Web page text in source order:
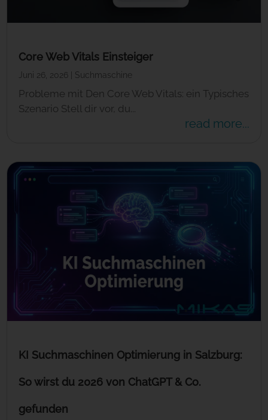
Core Web Vitals Einsteiger
Juni 26, 2026 Suchmaschine
Probleme mit Den Core Web Vitals: ein Typisches
Szenario Stell dir vor, du...
read more...
KI Suchmaschinen Optimierung in Salzburg:
So wirst du 2026 von ChatGPT & Co.
gefunden